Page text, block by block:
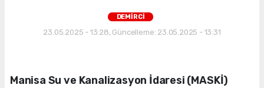
DEMİRCİ
23.05.2025 - 13:28, Güncelleme: 23.05.2025 - 13:31
Manisa Su ve Kanalizasyon İdaresi (MASKİ)